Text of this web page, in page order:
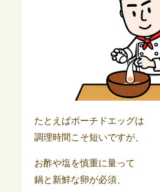
たとえばポーチドエッグは
調理時間こそ短いですが、
お酢や塩を慎重に量って
鍋と新鮮な卵が必須、